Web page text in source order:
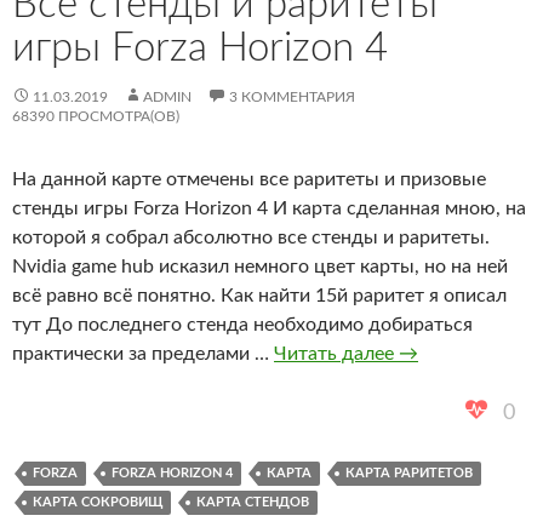
игры Forza Horizon 4
11.03.2019 ADMIN
3 КОММЕНТАРИЯ
68390 ПРОСМОТРА(ОВ)
На данной карте отмечены все раритеты и призовые
стенды игры Forza Horizon 4 И карта сделанная мною, на
которой я собрал абсолютно все стенды и раритеты.
Nvidia game hub исказил немного цвет карты, но на ней
всё равно всё понятно. Как найти 15й раритет я описал
тут До последнего стенда необходимо добираться
практически за пределами … Читать далее Все
игры
→
0
FORZA FORZA HORIZON 4 КАРТА КАРТА РАРИТЕТОВ
КАРТА СОКРОВИЩ КАРТА СТЕНДОВ